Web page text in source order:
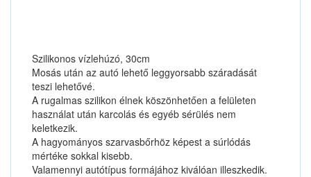
Szilikonos vízlehúzó, 30cm
Mosás után az autó lehető leggyorsabb száradását
teszi lehetővé.
A rugalmas szilikon élnek köszönhetően a felületen
használat után karcolás és egyéb sérülés nem
keletkezik.
A hagyományos szarvasbőrhöz képest a súrlódás
mértéke sokkal kisebb.
Valamennyi autótípus formájához kiválóan illeszkedik.